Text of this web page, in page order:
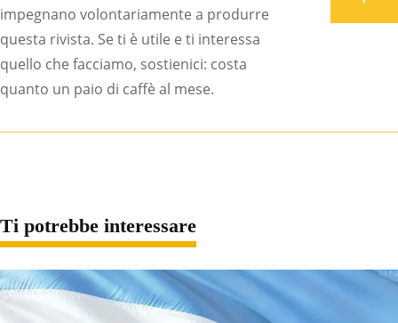
impegnano volontariamente a produrre
questa rivista. Se ti è utile e ti interessa
quello che facciamo, sostienici: costa
quanto un paio di caffè al mese.
Ti potrebbe interessare